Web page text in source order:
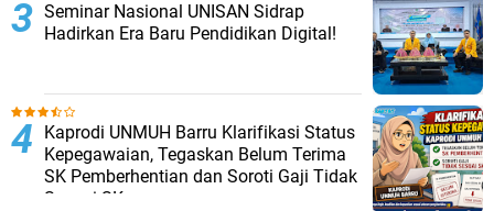
Seminar Nasional UNISAN Sidrap
Hadirkan Era Baru Pendidikan Digital!
Kaprodi UNMUH Barru Klarifikasi Status
Kepegawaian, Tegaskan Belum Terima
SK Pemberhentian dan Soroti Gaji Tidak
Sesuai SK